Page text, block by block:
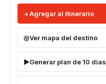
Agregar al itinerario
Ver mapa del destino
Generar plan de 10 días